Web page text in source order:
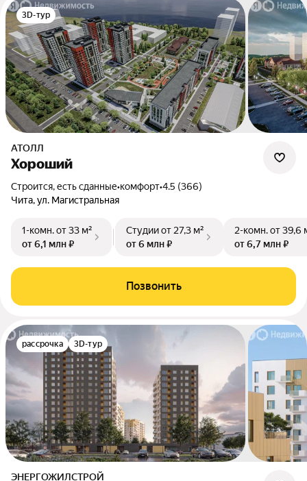
3D-тур
АТОЛЛ
Хороший
Строится, есть сданные•комфорт•4.5 (366)
Чита, ул. Магистральная
1-комн.от 33 м²
от 6,1 млн ₽
Студииот 27,3 м²
от 6 млн ₽
2-комн.от 39,6
от 6,7 млн ₽
Позвонить
рассрочка 3D-тур
ЭНЕРГОЖИЛСТРОЙ